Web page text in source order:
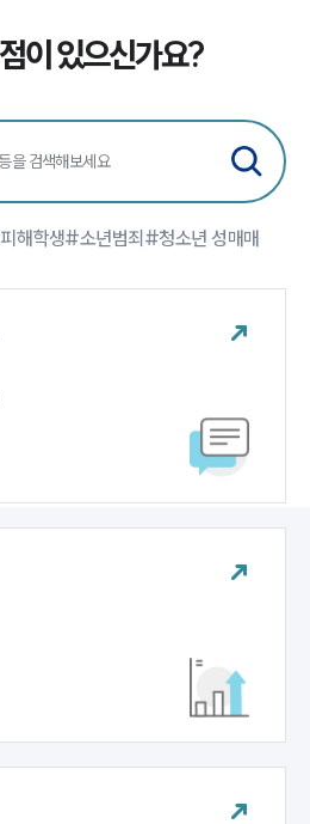
이 있으신가요?
해학생#소년범죄#청소년 성매매